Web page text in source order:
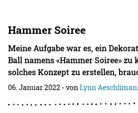
Hammer Soiree
Meine Aufgabe war es, ein
Ball namens «Hammer Soiree»
solches Konzept zu erstellen,
06. Januar 2022 - vonLynn